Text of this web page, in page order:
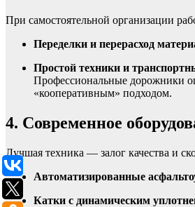
При самостоятельной организации
Переделки и перерасход
Простой техники и
Профессиональные дорожники
«кооперативным» подходом.
4. Современное
Лучшая техника — залог качества и
Автоматизированные
Катки с динамическим